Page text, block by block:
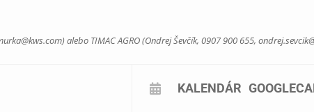
) alebo TIMAC AGRO (Ondrej Ševčík, 0907 900 655,
KALENDÁR